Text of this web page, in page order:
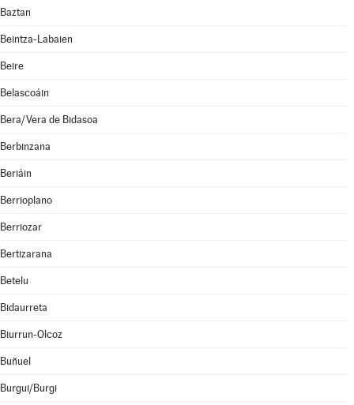
Baztan
Beintza-Labaien
Beire
Belascoáin
Bera/Vera de Bidasoa
Berbinzana
Beriáin
Berrioplano
Berriozar
Bertizarana
Betelu
Bidaurreta
Biurrun-Olcoz
Buñuel
Burgui/Burgi